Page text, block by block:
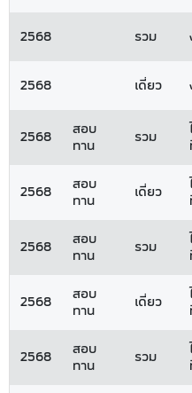
2568 รวม
2568 เดี่ยว
2568
สอบ
ทาน
รวม
2568
สอบ
ทาน
เดี่ยว
2568
สอบ
ทาน
รวม
2568
สอบ
ทาน
เดี่ยว
2568
สอบ
ทาน
รวม